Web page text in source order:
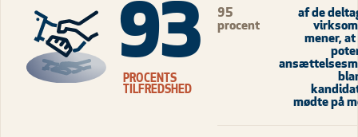
93
PROCENTS
TILFREDSHED
95
procent
af de
mener,
mødte på